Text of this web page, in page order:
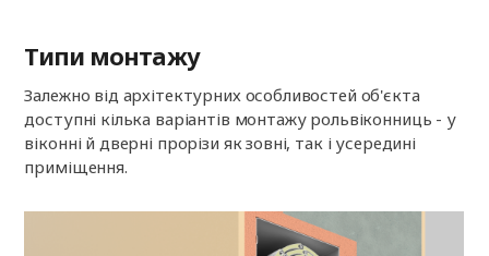
Типи монтажу
Залежно від архітектурних особливостей об'єкта
доступні кілька варіантів монтажу рольвіконниць - у
віконні й дверні прорізи як зовні, так і усередині
приміщення.